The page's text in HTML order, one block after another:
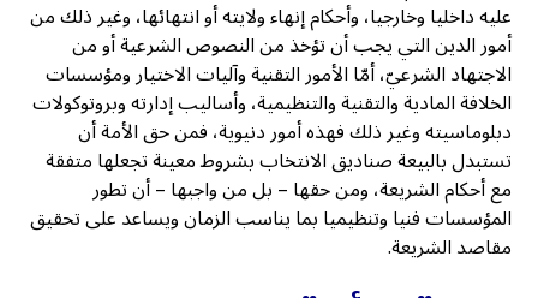
عليه داخليا وخارجيا، وأحكام إنهاء ولايته أو انتهائها، وغير ذلك من
أمور الدين التي يجب أن تؤخذ من النصوص الشرعية أو من
الاجتهاد الشرعيّ، أمّا الأمور التقنية وآليات الاختيار ومؤسسات
الخلافة المادية والتقنية والتنظيمية، وأساليب إدارته وبروتوكولات
دبلوماسيته وغير ذلك فهذه أمور دنيوية، فمن حق الأمة أن
تستبدل بالبيعة صناديق الانتخاب بشروط معينة تجعلها متفقة
مع أحكام الشريعة، ومن حقها – بل من واجبها – أن تطور
المؤسسات فنيا وتنظيميا بما يناسب الزمان ويساعد على تحقيق
مقاصد الشريعة.